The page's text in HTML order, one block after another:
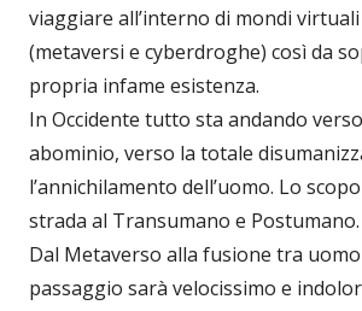
viaggiare all’interno di mondi
(metaversi e cyberdroghe) così da
propria infame esistenza.
In Occidente tutto sta andando
abominio, verso la totale
l’annichilamento dell’uomo. Lo
strada al Transumano e Postumano.
Dal Metaverso alla fusione tra
passaggio sarà velocissimo e